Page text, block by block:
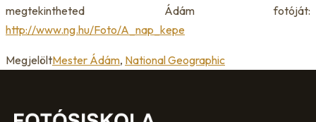
megtekintheted Ádám fotóját:
http://www.ng.hu/Foto/A_nap_kepe
MegjelöltMester Ádám, National Geographic